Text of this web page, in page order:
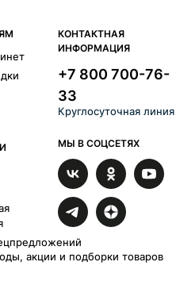
КОНТАКТНАЯ
ИНФОРМАЦИЯ
+7 800 700-76-
33
Круглосуточная линия
МЫ В СОЦСЕТЯХ
акции и подборки товаров